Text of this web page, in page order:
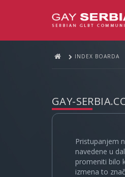
INDEX BOARDA
GAY-
Pristupanjem
navedene u
promeniti bilo
izmena to